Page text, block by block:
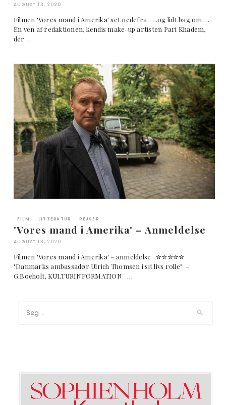
AUGUST 13, 2020
Filmen 'Vores mand i Amerika' set nedefra …..og lidt bag om….
En ven af redaktionen, kendis make-up artisten Pari Khadem,
der …
FILM LITTERATUR REJSER
'Vores mand i Amerika' – Anmeldelse
AUGUST 13, 2020
Filmen 'Vores mand i Amerika' – anmeldelse ✮✮✮✮✮
"Danmarks ambassadør Ulrich Thomsen i sit livs rolle" –
G.Boeholt, KULTURINFORMATION …